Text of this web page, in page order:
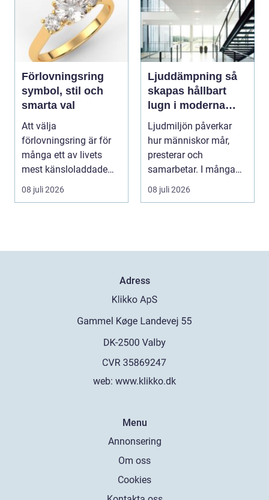
Förlovningsring
symbol, stil och
smarta val
Att välja
förlovningsring är för
många ett av livets
mest känsloladdade
beslut. Ringen ska
08 juli 2026
Ljuddämpning så
skapas hållbart
lugn i moderna
lokaler
Ljudmiljön påverkar
hur människor mår,
presterar och
samarbetar. I många
kontor, skolor och
08 juli 2026
Adress
web: www.klikko.dk
Menu
Annonsering
Om oss
Cookies